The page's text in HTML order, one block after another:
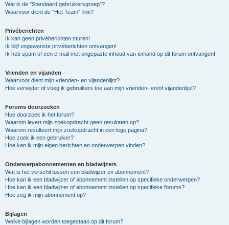
Wat is de "Standaard gebruikersgroep"?
Waarvoor dient de "Het Team"-link?
Privéberichten
Ik kan geen privéberichten sturen!
Ik blijf ongewenste privéberichten ontvangen!
Ik heb spam of een e-mail met ongepaste inhoud van iemand op dit forum ontvangen!
Vrienden en vijanden
Waarvoor dient mijn vrienden- en vijandenlijst?
Hoe verwijder of voeg ik gebruikers toe aan mijn vrienden- en/of vijandenlijst?
Forums doorzoeken
Hoe doorzoek ik het forum?
Waarom levert mijn zoekopdracht geen resultaten op?
Waarom resulteert mijn zoekopdracht in een lege pagina?
Hoe zoek ik een gebruiker?
Hoe kan ik mijn eigen berichten en onderwerpen vinden?
Onderwerpabonnementen en bladwijzers
Wat is het verschil tussen een bladwijzer en abonnement?
Hoe kan ik een bladwijzer of abonnement instellen op specifieke onderwerpen?
Hoe kan ik een bladwijzer of abonnement instellen op specifieke forums?
Hoe zeg ik mijn abonnement op?
Bijlagen
Welke bijlagen worden toegestaan op dit forum?